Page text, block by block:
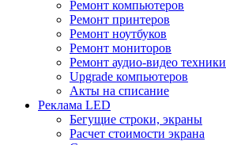
Ремонт компьютеров
Ремонт принтеров
Ремонт ноутбуков
Ремонт мониторов
Ремонт аудио-видео техники
Upgrade компьютеров
Акты на списание
Реклама LED
Бегущие строки, экраны
Расчет стоимости экрана